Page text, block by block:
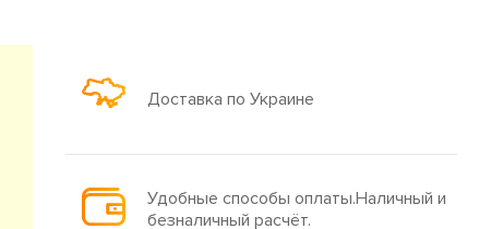
Доставка по Украине
Удобные способы оплаты.Наличный и
безналичный расчёт.